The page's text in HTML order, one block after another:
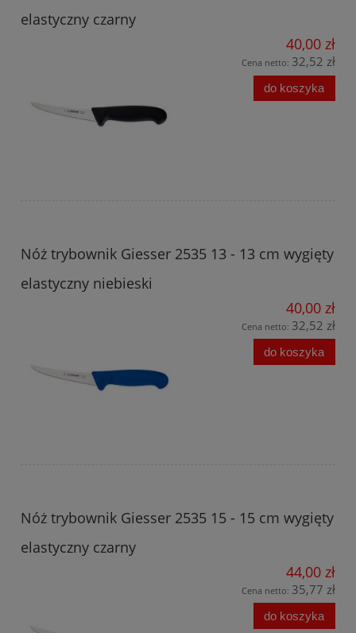
elastyczny czarny
40,00 zł
Cena netto: 32,52 zł
do koszyka
Nóż trybownik Giesser 2535 13 - 13 cm wygięty
elastyczny niebieski
40,00 zł
Cena netto: 32,52 zł
do koszyka
Nóż trybownik Giesser 2535 15 - 15 cm wygięty
elastyczny czarny
44,00 zł
Cena netto: 35,77 zł
do koszyka